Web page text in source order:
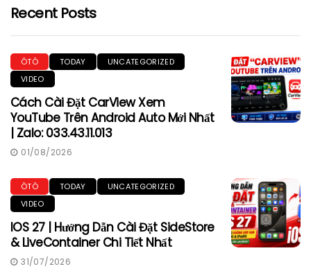
Recent Posts
ÔTÔ TODAY
UNCATEGORIZED
VIDEO
Cách Cài Đặt CarView Xem
YouTube Trên Android Auto Mới Nhất
| Zalo: 033.43.11.013
01/08/2026
ÔTÔ TODAY
UNCATEGORIZED
VIDEO
IOS 27 | Hướng Dẫn Cài Đặt SideStore
& LiveContainer Chi Tiết Nhất
31/07/2026